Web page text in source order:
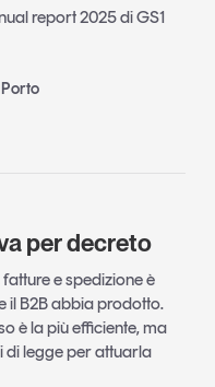
report 2025 di GS1
per decreto
e spedizione è
il B2B abbia prodotto.
è la più efficiente, ma
di legge per attuarla